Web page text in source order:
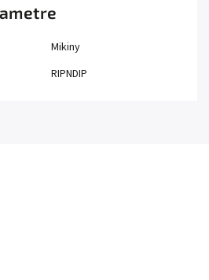
Mikiny
RIPNDIP